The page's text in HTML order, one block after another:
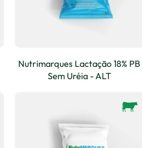
Nutrimarques Lactação 18% PB
Sem Uréia - ALT